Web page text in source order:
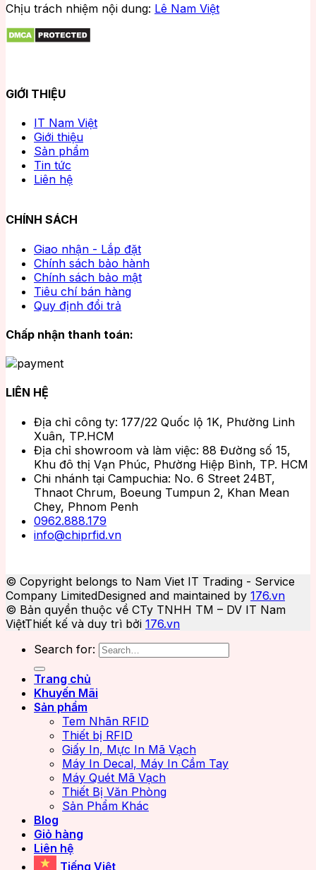
Chịu trách nhiệm nội dung: Lê Nam Việt
GIỚI THIỆU
IT Nam Việt
Giới thiệu
Sản phẩm
Tin tức
Liên hệ
CHÍNH SÁCH
Giao nhận - Lắp đặt
Chính sách bảo hành
Chính sách bảo mật
Tiêu chí bán hàng
Quy định đổi trả
Chấp nhận thanh toán:
LIÊN HỆ
Địa chỉ công ty: 177/22 Quốc lộ 1K, Phường Linh
Xuân, TP.HCM
Địa chỉ showroom và làm việc: 88 Đường số 15,
Khu đô thị Vạn Phúc, Phường Hiệp Bình, TP. HCM
Chi nhánh tại Campuchia: No. 6 Street 24BT,
Thnaot Chrum, Boeung Tumpun 2, Khan Mean
Chey, Phnom Penh
0962.888.179
info@chiprfid.vn
© Copyright belongs to Nam Viet IT Trading - Service
Company LimitedDesigned and maintained by 176.vn
© Bản quyền thuộc về CTy TNHH TM – DV IT Nam
ViệtThiết kế và duy trì bởi 176.vn
Search for:
Trang chủ
Khuyến Mãi
Sản phẩm
Tem Nhãn RFID
Thiết bị RFID
Giấy In, Mực In Mã Vạch
Máy In Decal, Máy In Cầm Tay
Máy Quét Mã Vạch
Thiết Bị Văn Phòng
Sản Phẩm Khác
Blog
Giỏ hàng
Liên hệ
Tiếng Việt